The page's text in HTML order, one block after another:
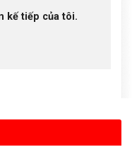
kế tiếp của tôi.